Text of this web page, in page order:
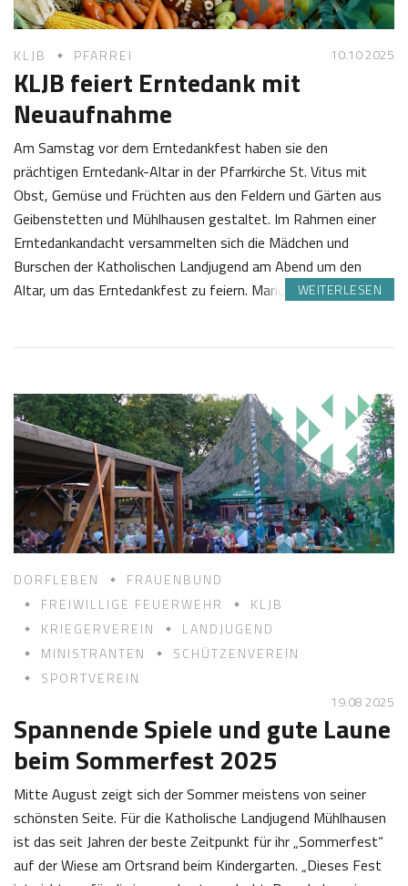
l
KLJB PFARREI 10.10 2025
KLJB feiert Erntedank mit
Neuaufnahme
Am Samstag vor dem Erntedankfest haben sie den
prächtigen Erntedank-Altar in der Pfarrkirche St. Vitus mit
Obst, Gemüse und Früchten aus den Feldern und Gärten aus
Geibenstetten und Mühlhausen gestaltet. Im Rahmen einer
Erntedankandacht versammelten sich die Mädchen und
Burschen der Katholischen Landjugend am Abend um den
Altar, um das Erntedankfest zu feiern. Marie Sigl…WEITERLESEN
0
1
0
2
0
2
5
o
e
f
K
a
s
t
l
DORFLEBEN
FRAUENBUND
FREIWILLIGE FEUERWEHR
KLJB
KRIEGERVEREIN
LANDJUGEND
MINISTRANTEN
SCHÜTZENVEREIN
SPORTVEREIN
19.08 2025
Spannende Spiele und gute Laune
beim Sommerfest 2025
Mitte August zeigt sich der Sommer meistens von seiner
schönsten Seite. Für die Katholische Landjugend Mühlhausen
ist das seit Jahren der beste Zeitpunkt für ihr „Sommerfest“
auf der Wiese am Ortsrand beim Kindergarten. „Dieses Fest